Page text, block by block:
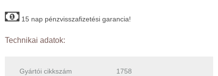
15 nap pénzvisszafizetési garancia!
Technikai adatok:
Gyártói cikkszám
1758